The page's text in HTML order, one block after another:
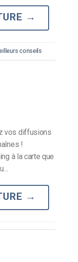
→
conseils
vos diffusions
!
à la carte que
→